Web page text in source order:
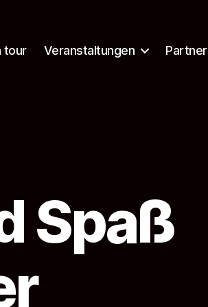
tour Veranstaltungen Partner
Spaß